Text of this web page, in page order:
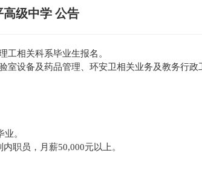
级中学 公告
工相关科系毕业生报名。
室设备及药品管理、环安卫相关业务及教务行政
。
职员，月薪50,000元以上。